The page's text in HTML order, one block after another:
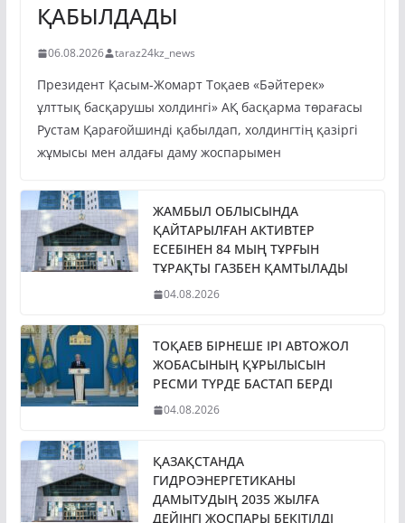
ҚАБЫЛДАДЫ
06.08.2026 taraz24kz_news
Президент Қасым-Жомарт Тоқаев «Бәйтерек»
ұлттық басқарушы холдингі» АҚ басқарма төрағасы
Рустам Қарағойшинді қабылдап, холдингтің қазіргі
жұмысы мен алдағы даму жоспарымен
ЖАМБЫЛ ОБЛЫСЫНДА
ҚАЙТАРЫЛҒАН АКТИВТЕР
ЕСЕБІНЕН 84 МЫҢ ТҰРҒЫН
ТҰРАҚТЫ ГАЗБЕН ҚАМТЫЛАДЫ
04.08.2026
ТОҚАЕВ БІРНЕШЕ ІРІ АВТОЖОЛ
ЖОБАСЫНЫҢ ҚҰРЫЛЫСЫН
РЕСМИ ТҮРДЕ БАСТАП БЕРДІ
04.08.2026
ҚАЗАҚСТАНДА
ГИДРОЭНЕРГЕТИКАНЫ
ДАМЫТУДЫҢ 2035 ЖЫЛҒА
ДЕЙІНГІ ЖОСПАРЫ БЕКІТІЛДІ